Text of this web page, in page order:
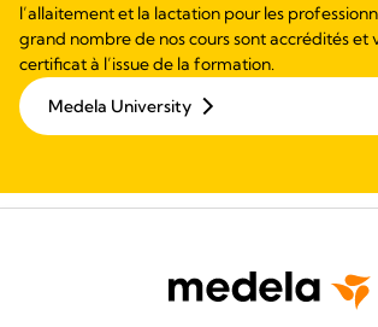
l’allaitement et la lactation pour les
grand nombre de nos cours sont accrédités et
certificat à l’issue de la formation.
Medela University